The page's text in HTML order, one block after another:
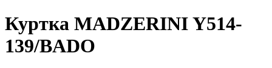
Куртка MADZERINI Y514-
139/BADO